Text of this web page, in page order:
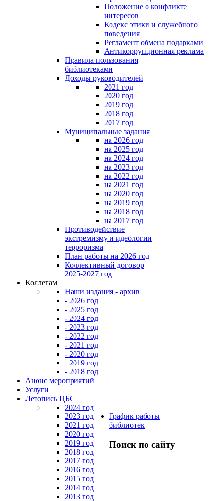
Положение о конфликте
интересов
Кодекс этики и служебного
поведения
Регламент обмена подарками
Антикоррупционная реклама
Правила пользования
библиотеками
Доходы руководителей
2021 год
2020 год
2019 год
2018 год
2017 год
Муниципальные задания
на 2026 год
на 2025 год
на 2024 год
на 2023 год
на 2022 год
на 2021 год
на 2020 год
на 2019 год
на 2018 год
на 2017 год
Противодействие
экстремизму и идеологии
терроризма
План работы на 2026 год
Коллективный договор
2025-2027 год
Коллегам
Наши издания - архив
- 2026 год
- 2025 год
- 2024 год
- 2023 год
- 2022 год
- 2021 год
- 2020 год
- 2019 год
- 2018 год
Анонс мероприятий
Услуги
Летопись ЦБС
2024 год
2023 год
2021 год
2020 год
2019 год
2018 год
2017 год
2016 год
2015 год
2014 год
2013 год
График работы
библиотек
Поиск по сайту